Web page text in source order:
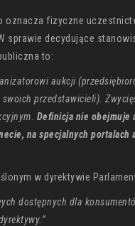
fizyczne
decydujące
to:
aukcji
przedstawicieli).
Definicja nie obejmuje
na specjalnych
w dyrektywie
dostępnych dla